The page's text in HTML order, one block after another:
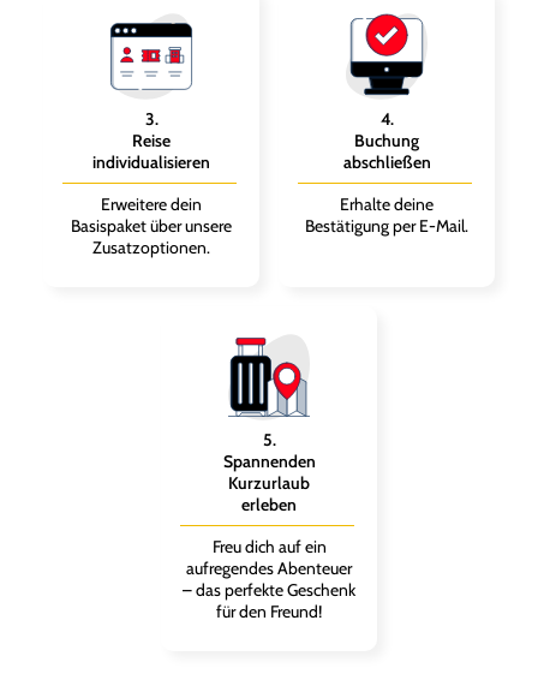
3.
Reise
individualisieren
Erweitere dein
Basispaket über unsere
Zusatzoptionen.
4.
Buchung
abschließen
Erhalte deine
Bestätigung per E-Mail.
5.
Spannenden
Kurzurlaub
erleben
Freu dich auf ein
aufregendes Abenteuer
– das perfekte Geschenk
für den Freund!